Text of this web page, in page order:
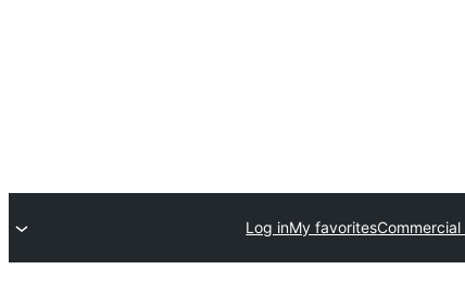
My favorites
Log in